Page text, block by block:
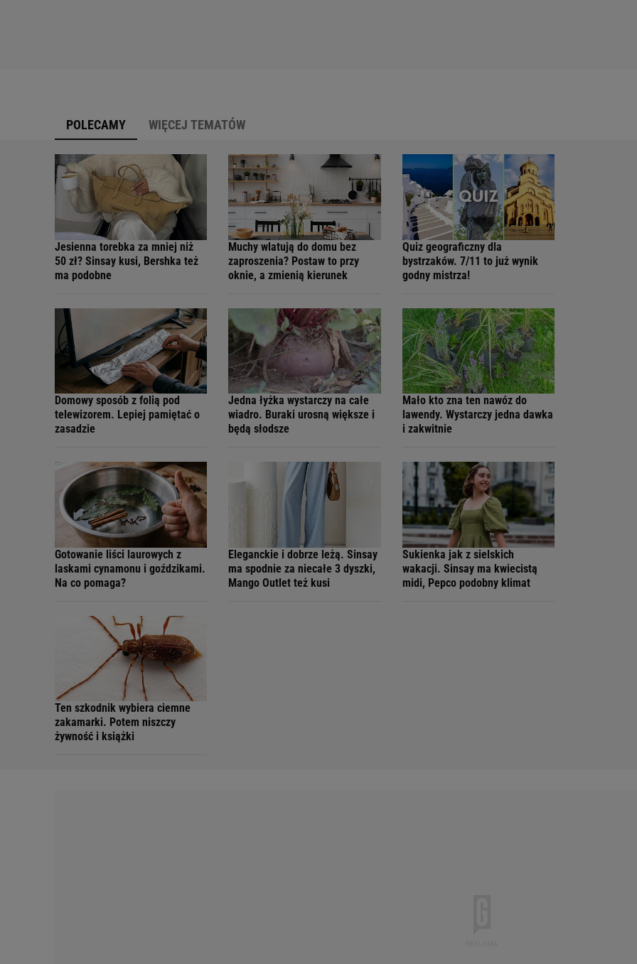
POLECAMY WIĘCEJ TEMATÓW
Jesienna torebka za mniej niż
50 zł? Sinsay kusi, Bershka też
ma podobne
Muchy wlatują do domu bez
zaproszenia? Postaw to przy
oknie, a zmienią kierunek
Quiz geograficzny dla
bystrzaków. 7/11 to już wynik
godny mistrza!
Domowy sposób z folią pod
telewizorem. Lepiej pamiętać o
zasadzie
Jedna łyżka wystarczy na całe
wiadro. Buraki urosną większe i
będą słodsze
Mało kto zna ten nawóz do
lawendy. Wystarczy jedna dawka
i zakwitnie
Gotowanie liści laurowych z
laskami cynamonu i goździkami.
Na co pomaga?
Eleganckie i dobrze leżą. Sinsay
ma spodnie za niecałe 3 dyszki,
Mango Outlet też kusi
Sukienka jak z sielskich
wakacji. Sinsay ma kwiecistą
midi, Pepco podobny klimat
Ten szkodnik wybiera ciemne
zakamarki. Potem niszczy
żywność i książki